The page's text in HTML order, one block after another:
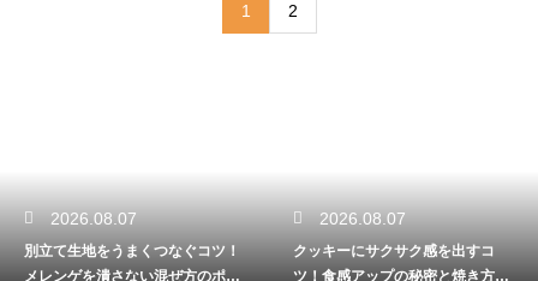
1 2
2026.08.07
別立て生地をうまくつなぐコツ！
メレンゲを潰さない混ぜ方のポイ
2026.08.07
クッキーにサクサク感を出すコ
ツ！食感アップの秘密と焼き方の